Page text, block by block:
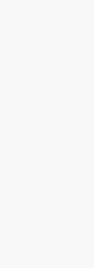
为“蟑螂”的印
街头抗争将教
】华住集团
规模取胜，华